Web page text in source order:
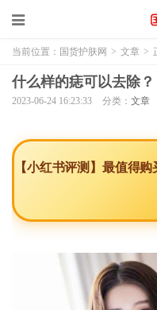
当前位置： 国货护肤网 > 文章 >
什么样的痣可以去除？
2023-06-24 16:23:33 分类： 文章
【小红书评测】最值得